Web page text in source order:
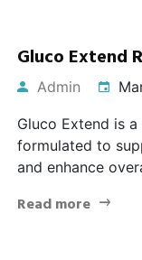
Gluco Extend
Admin
Gluco Extend is
formulated to
and enhance
Read more